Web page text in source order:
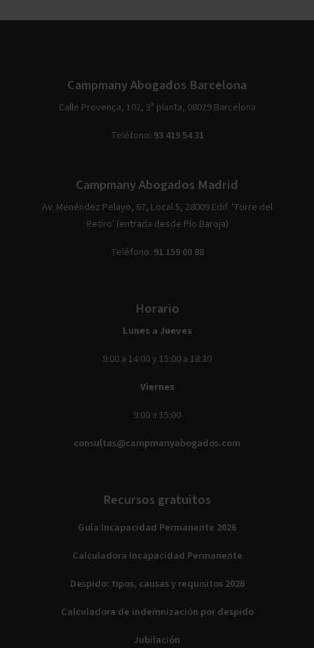
Campmany Abogados Barcelona
Calle Provença, 102, 3ª planta, 08029 Barcelona
Teléfono: 93 419 54 31
Campmany Abogados Madrid
Av. Menéndez Pelayo, 67, Local 5, 28009 Edif. 'Torre del
Retiro' (entrada desde Pío Baroja)
Teléfono: 91 159 00 88
Horario
Lunes a Jueves
9:00 a 14:00 y 15:00 a 18:30
Viernes
9:00 a 15:00
consultas@campmanyabogados.com
Recursos gratuitos
Guía Incapacidad Permanente 2026
Calculadora Incapacidad Permanente
Despido: tipos, causas y requisitos 2026
Calculadora de indemnización por despido
Jubilación